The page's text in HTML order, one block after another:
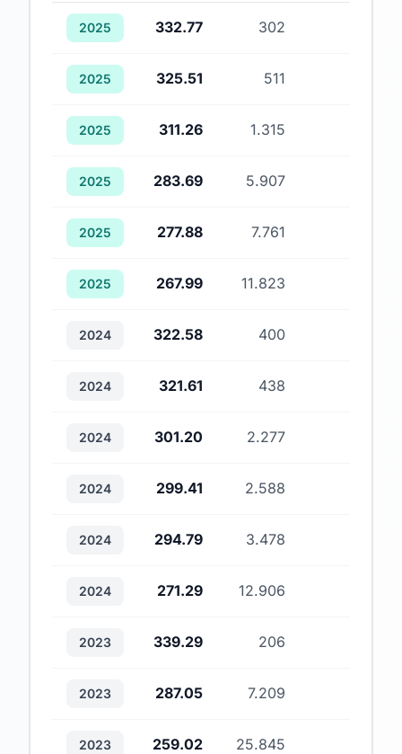
2025 332.77 302
2025 325.51 511
2025 311.26 1.315
2025 283.69 5.907
2025 277.88 7.761
2025 267.99 11.823
2024 322.58 400
2024 321.61 438
2024 301.20 2.277
2024 299.41 2.588
2024 294.79 3.478
2024 271.29 12.906
2023 339.29 206
2023 287.05 7.209
2023 259.02 25.845